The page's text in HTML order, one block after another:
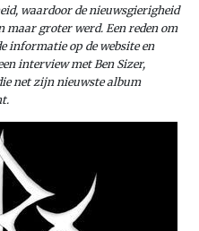
waardoor de nieuwsgierigheid
maar groter werd. Een reden om
informatie op de website en
interview met Ben Sizer,
net zijn nieuwste album